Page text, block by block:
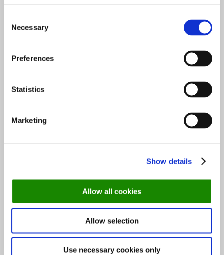
Selection
Necessary
Preferences
Statistics
Marketing
Show details
Allow all cookies
Allow selection
Use necessary cookies only
Recent Posts
Oslo-guide: Forfriskende sommermenyer